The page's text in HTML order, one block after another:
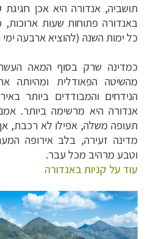
תושביה, אנדורה היא אכן חגיגת
באנדורה פתוחות שעות
כל ימות השנה (להוציא ארבעה
מהשיטה הפאודלית ומהיותה
הנידחים והמבודדים ביותר
אנדורה היא מרשימה ביותר.
תעופה משלה, אפילו לא רכבת,
מדינה זעירה, בלב אירופה
וטבע מרהיב מכל עבר.
עוד על קניות באנדורה